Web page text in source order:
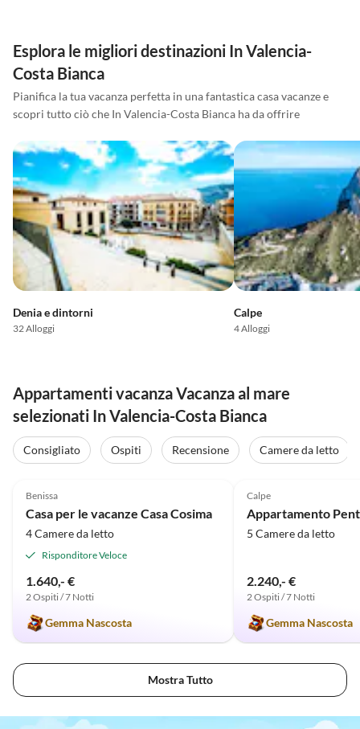
Esplora le migliori destinazioni In Valencia-
Costa Bianca
Pianifica la tua vacanza perfetta in una fantastica casa vacanze e
scopri tutto ciò che In Valencia-Costa Bianca ha da offrire
Denia e dintorni
32 Alloggi
Calpe
4 Alloggi
Appartamenti vacanza Vacanza al mare
selezionati In Valencia-Costa Bianca
Consigliato Ospiti Recensione Camere da letto
Benissa
Casa per le vacanze Casa Cosima
4 Camere da letto
Risponditore Veloce
1.640,- €
2 Ospiti / 7 Notti
Gemma Nascosta
Calpe
5 Camere da letto
2.240,- €
2 Ospiti / 7 Notti
Gemma Nascosta
Mostra Tutto